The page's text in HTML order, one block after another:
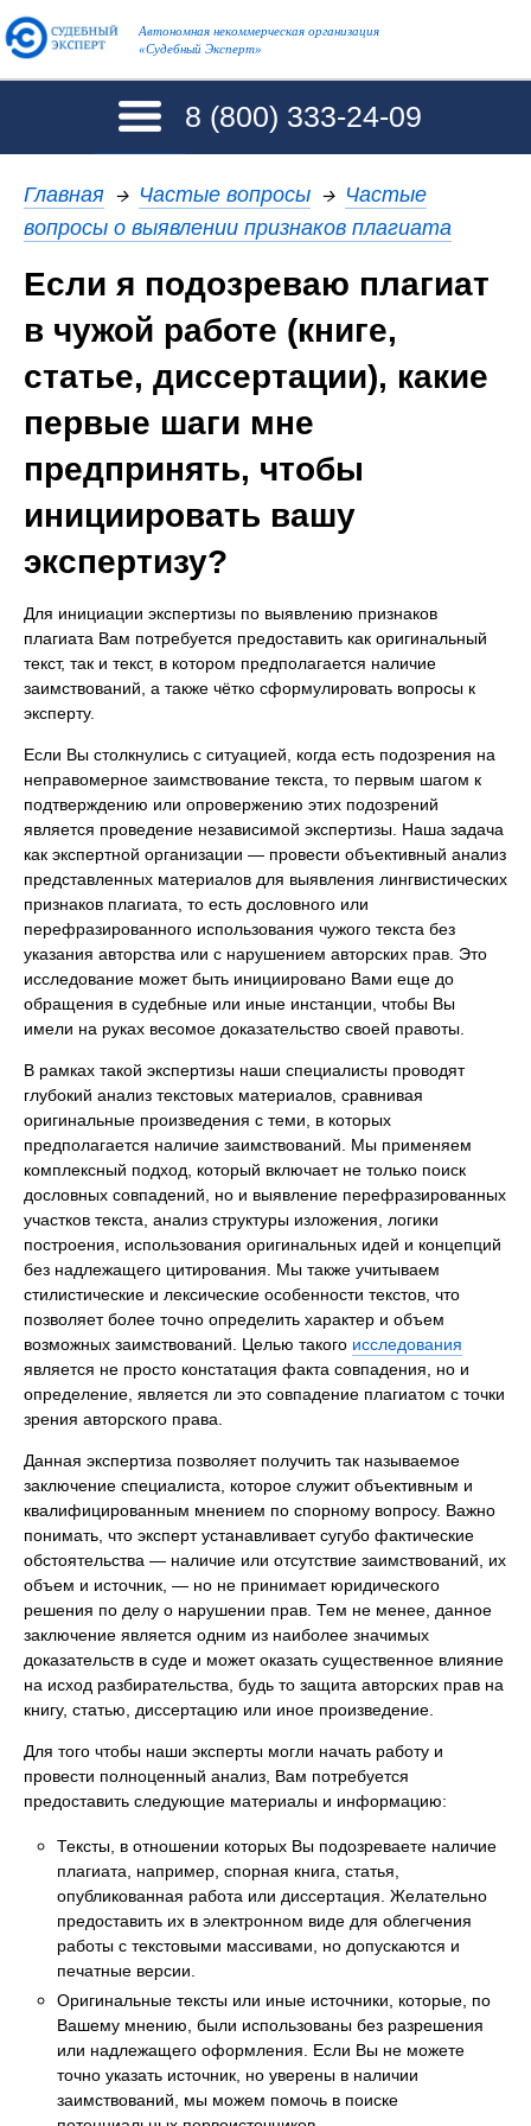
Автономная некоммерческая организация
«Судебный Эксперт»
8 (800) 333-24-09
Главная → Частые вопросы → Частые
вопросы о выявлении признаков плагиата
Если я подозреваю плагиат
в чужой работе (книге,
статье, диссертации), какие
первые шаги мне
предпринять, чтобы
инициировать вашу
экспертизу?
Для инициации экспертизы по выявлению признаков
плагиата Вам потребуется предоставить как оригинальный
текст, так и текст, в котором предполагается наличие
заимствований, а также чётко сформулировать вопросы к
эксперту.
Если Вы столкнулись с ситуацией, когда есть подозрения на
неправомерное заимствование текста, то первым шагом к
подтверждению или опровержению этих подозрений
является проведение независимой экспертизы. Наша задача
как экспертной организации — провести объективный анализ
представленных материалов для выявления лингвистических
признаков плагиата, то есть дословного или
перефразированного использования чужого текста без
указания авторства или с нарушением авторских прав. Это
исследование может быть инициировано Вами еще до
обращения в судебные или иные инстанции, чтобы Вы
имели на руках весомое доказательство своей правоты.
В рамках такой экспертизы наши специалисты проводят
глубокий анализ текстовых материалов, сравнивая
оригинальные произведения с теми, в которых
предполагается наличие заимствований. Мы применяем
комплексный подход, который включает не только поиск
дословных совпадений, но и выявление перефразированных
участков текста, анализ структуры изложения, логики
построения, использования оригинальных идей и концепций
без надлежащего цитирования. Мы также учитываем
стилистические и лексические особенности текстов, что
позволяет более точно определить характер и объем
возможных заимствований. Целью такого исследования
является не просто констатация факта совпадения, но и
определение, является ли это совпадение плагиатом с точки
зрения авторского права.
Данная экспертиза позволяет получить так называемое
заключение специалиста, которое служит объективным и
квалифицированным мнением по спорному вопросу. Важно
понимать, что эксперт устанавливает сугубо фактические
обстоятельства — наличие или отсутствие заимствований, их
объем и источник, — но не принимает юридического
решения по делу о нарушении прав. Тем не менее, данное
заключение является одним из наиболее значимых
доказательств в суде и может оказать существенное влияние
на исход разбирательства, будь то защита авторских прав на
книгу, статью, диссертацию или иное произведение.
Для того чтобы наши эксперты могли начать работу и
провести полноценный анализ, Вам потребуется
предоставить следующие материалы и информацию:
Тексты, в отношении которых Вы подозреваете наличие
плагиата, например, спорная книга, статья,
опубликованная работа или диссертация. Желательно
предоставить их в электронном виде для облегчения
работы с текстовыми массивами, но допускаются и
печатные версии.
Оригинальные тексты или иные источники, которые, по
Вашему мнению, были использованы без разрешения
или надлежащего оформления. Если Вы не можете
точно указать источник, но уверены в наличии
заимствований, мы можем помочь в поиске